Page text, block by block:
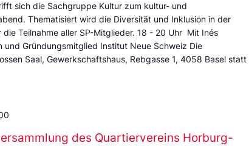
sich die Sachgruppe Kultur zum kultur- und
Thematisiert wird die Diversität und Inklusion in der
die Teilnahme aller SP-Mitglieder. 18 - 20 Uhr Mit Inés
und Gründungsmitglied Institut Neue Schweiz Die
Saal, Gewerkschaftshaus, Rebgasse 1, 4058 Basel statt
des Quartiervereins Horburg-